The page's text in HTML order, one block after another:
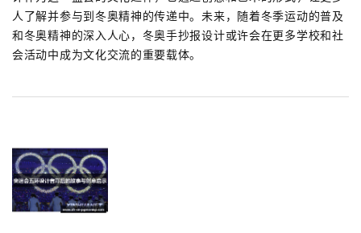
人了解并参与到冬奥精神的传递中。未来，随着冬季运动的普及
和冬奥精神的深入人心，冬奥手抄报设计或许会在更多学校和社
会活动中成为文化交流的重要载体。